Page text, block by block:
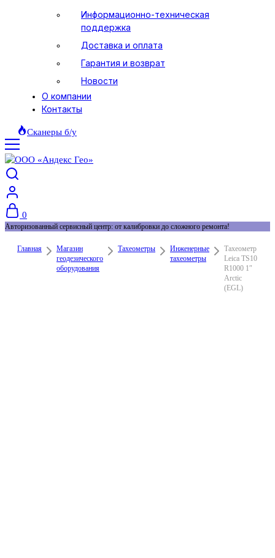
Информационно-техническая
поддержка
Доставка и оплата
Гарантия и возврат
Новости
О компании
Контакты
Сканеры б/у
0
Авторизованный сервисный центр: от калибровки до сложного ремонта!
Главная
Магазин
геодезического
оборудования
Тахеометры
Инженерные
тахеометры
Тахеометр
Leica TS10
R1000 1″
Arctic
(EGL)